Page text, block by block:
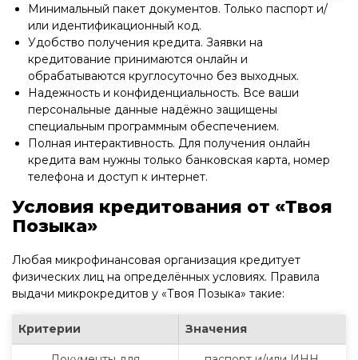
Минимальный пакет документов. Только паспорт и/
или идентификационный код.
Удобство получения кредита. Заявки на
кредитование принимаются онлайн и
обрабатываются круглосуточно без выходных.
Надежность и конфиденциальность. Все ваши
персональные данные надёжно защищены
специальным программным обеспечением.
Полная интерактивность. Для получения онлайн
кредита вам нужны только банковская карта, номер
телефона и доступ к интернет.
Условия кредитования от «Твоя
Позыка»
Любая микрофинансовая организация кредитует
физических лиц на определённых условиях. Правила
выдачи микрокредитов у «Твоя Позыка» такие:
Критерии Значения